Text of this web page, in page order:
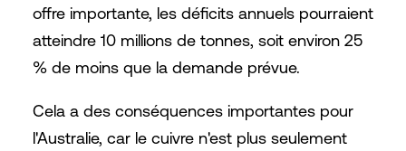
offre importante, les déficits annuels pourraient
atteindre 10 millions de tonnes, soit environ 25
% de moins que la demande prévue.
Cela a des conséquences importantes pour
l'Australie, car le cuivre n'est plus seulement